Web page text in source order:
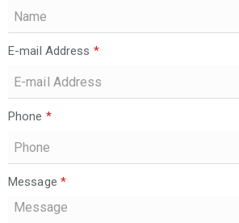
E-mail Address *
Phone *
Message *